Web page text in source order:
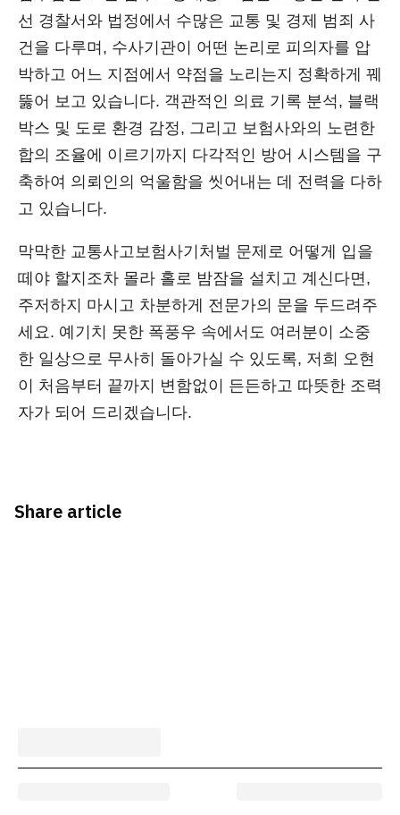
선 경찰서와 법정에서 수많은 교통 및 경제 범죄 사
건을 다루며, 수사기관이 어떤 논리로 피의자를 압
박하고 어느 지점에서 약점을 노리는지 정확하게 꿰
뚫어 보고 있습니다. 객관적인 의료 기록 분석, 블랙
박스 및 도로 환경 감정, 그리고 보험사와의 노련한
합의 조율에 이르기까지 다각적인 방어 시스템을 구
축하여 의뢰인의 억울함을 씻어내는 데 전력을 다하
고 있습니다.
막막한 교통사고보험사기처벌 문제로 어떻게 입을
떼야 할지조차 몰라 홀로 밤잠을 설치고 계신다면,
주저하지 마시고 차분하게 전문가의 문을 두드려주
세요. 예기치 못한 폭풍우 속에서도 여러분이 소중
한 일상으로 무사히 돌아가실 수 있도록, 저희 오현
이 처음부터 끝까지 변함없이 든든하고 따뜻한 조력
자가 되어 드리겠습니다.
Share article